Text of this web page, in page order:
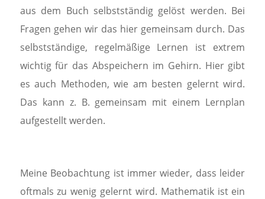
aus dem Buch selbstständig gelöst werden. Bei
Fragen gehen wir das hier gemeinsam durch. Das
selbstständige, regelmäßige Lernen ist extrem
wichtig für das Abspeichern im Gehirn. Hier gibt
es auch Methoden, wie am besten gelernt wird.
Das kann z. B. gemeinsam mit einem Lernplan
aufgestellt werden.
Meine Beobachtung ist immer wieder, dass leider
oftmals zu wenig gelernt wird. Mathematik ist ein